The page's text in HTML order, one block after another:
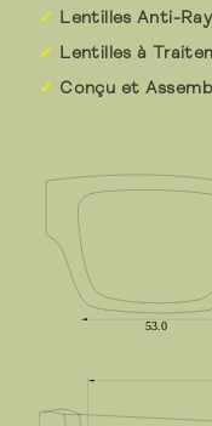
Lentilles Anti-
Lentilles à
Conçu et